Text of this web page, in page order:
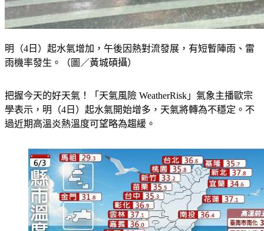
明（4日）起水氣增加，午後因熱對流發展，有短暫陣雨、雷
雨機率發生。（圖／黃城碩攝）
把握今天的好天氣！「天氣風險 WeatherRisk」氣象主播歐宗
學表示，明（4日）起水氣開始增多，天氣將轉為不穩定。不
過近期高溫炎熱溫度可望略為趨緩。